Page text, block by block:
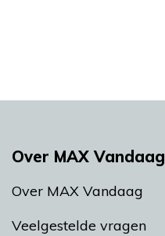
Over MAX Vandaag
Over MAX Vandaag
Veelgestelde vragen